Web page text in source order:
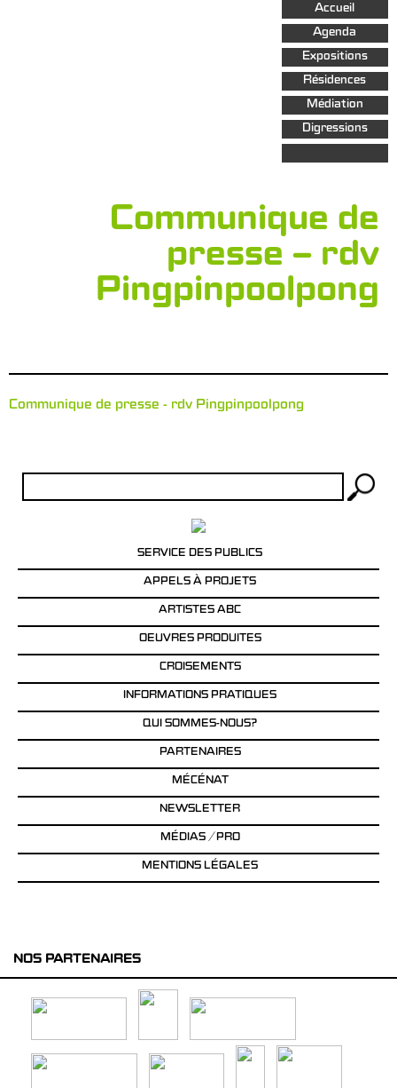
Aller au
contenu
principal
Accueil
Agenda
Expositions
Résidences
Médiation
Digressions
Communique de
presse – rdv
Pingpinpoolpong
Communique de presse - rdv Pingpinpoolpong
SERVICE DES PUBLICS
APPELS À PROJETS
ARTISTES ABC
OEUVRES PRODUITES
CROISEMENTS
INFORMATIONS PRATIQUES
QUI SOMMES-NOUS?
PARTENAIRES
MÉCÉNAT
NEWSLETTER
MÉDIAS / PRO
MENTIONS LÉGALES
NOS PARTENAIRES